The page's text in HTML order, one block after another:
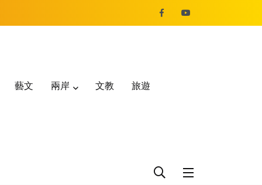
藝文 兩岸 文教 旅遊